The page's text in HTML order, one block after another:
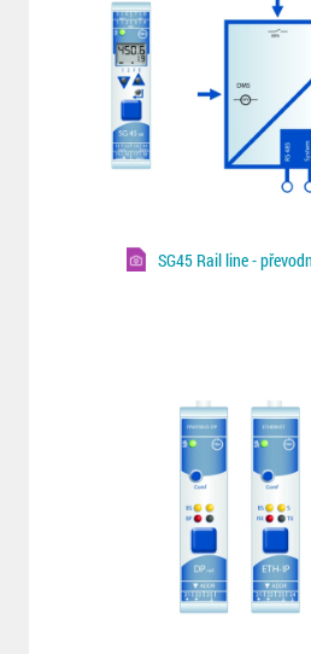
SG45 Rail line -